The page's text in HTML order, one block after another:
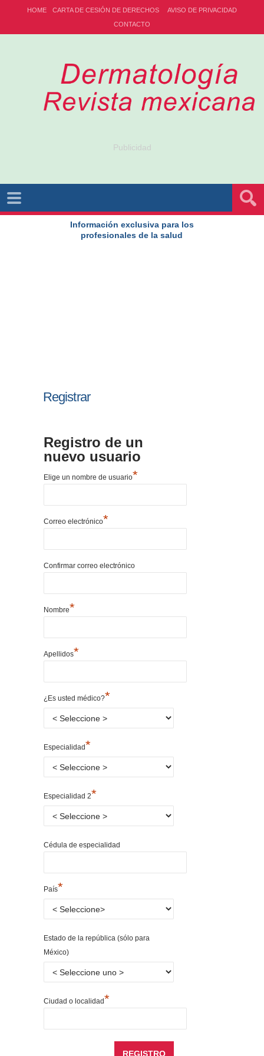
HOME CARTA DE CESIÓN DE DERECHOS
AVISO DE PRIVACIDAD
CONTACTO
Publicidad
Información exclusiva para los
profesionales de la salud
Registrar
Registro de un
nuevo usuario
Elige un nombre de usuario*
Correo electrónico*
Confirmar correo electrónico
Nombre*
Apellidos*
¿Es usted médico?*
Especialidad*
Especialidad 2*
Cédula de especialidad
País*
Estado de la república (sólo para
México)
Ciudad o localidad*